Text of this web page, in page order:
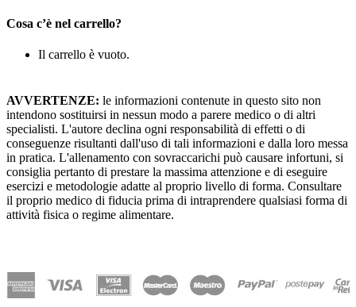
Cosa c’è nel carrello?
Il carrello è vuoto.
AVVERTENZE: le informazioni contenute in questo sito non
intendono sostituirsi in nessun modo a parere medico o di altri
specialisti. L'autore declina ogni responsabilità di effetti o di
conseguenze risultanti dall'uso di tali informazioni e dalla loro messa
in pratica. L'allenamento con sovraccarichi può causare infortuni, si
consiglia pertanto di prestare la massima attenzione e di eseguire
esercizi e metodologie adatte al proprio livello di forma. Consultare
il proprio medico di fiducia prima di intraprendere qualsiasi forma di
attività fisica o regime alimentare.